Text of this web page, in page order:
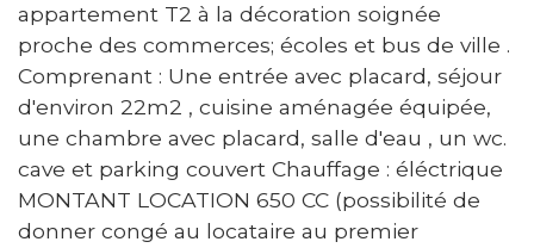
appartement T2 à la décoration soignée
proche des commerces; écoles et bus de ville .
Comprenant : Une entrée avec placard, séjour
d'environ 22m2 , cuisine aménagée équipée,
une chambre avec placard, salle d'eau , un wc.
cave et parking couvert Chauffage : éléctrique
MONTANT LOCATION 650 CC (possibilité de
donner congé au locataire au premier